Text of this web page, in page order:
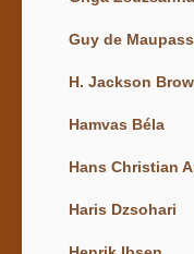
Guy de
H. Jackson
Hamvas Béla
Hans Christian
Haris Dzsohari